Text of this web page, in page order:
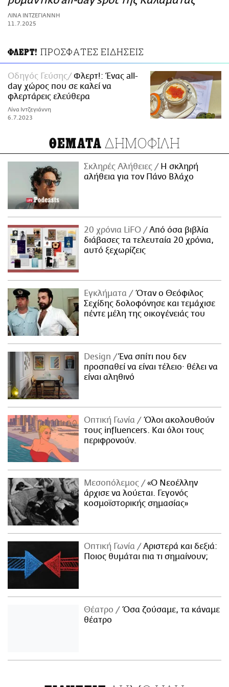
ΑΜΠΑ
PRINT
ΛΙΝΑ ΙΝΤΖΕΓΙΑΝΝΗ
11.7.2025
ΦΛΕΡΤ! ΠΡΟΣΦΑΤΕΣ ΕΙΔΗΣΕΙΣ
Οδηγός Γεύσης
Φλερτ!: Ένας all-
day χώρος που σε καλεί να
φλερτάρεις ελεύθερα
Λίνα Ιντζεγιάννη
6.7.2023
ΘΕΜΑΤΑ ΔΗΜΟΦΙΛΗ
Σκληρές Αλήθειες
H σκληρή
αλήθεια για τον Πάνο Βλάχο
20 χρόνια LiFO
Από όσα βιβλία
διάβασες τα τελευταία 20 χρόνια,
αυτό ξεχωρίζεις
Εγκλήματα
Όταν ο Θεόφιλος
Σεχίδης δολοφόνησε και τεμάχισε
πέντε μέλη της οικογένειάς του
Design
Ένα σπίτι που δεν
προσπαθεί να είναι τέλειο· θέλει να
είναι αληθινό
Οπτική Γωνία
Όλοι ακολουθούν
τους influencers. Και όλοι τους
περιφρονούν.
Μεσοπόλεμος
«Ο Νεοέλλην
άρχισε να λούεται. Γεγονός
κοσμοϊστορικής σημασίας»
Οπτική Γωνία
Αριστερά και δεξιά:
Ποιος θυμάται πια τι σημαίνουν;
Θέατρο
Όσα ζούσαμε, τα κάναμε
θέατρο